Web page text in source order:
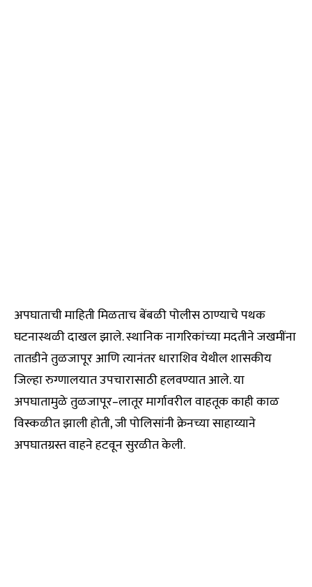
अपघाताची माहिती मिळताच बेंबळी पोलीस ठाण्याचे पथक
घटनास्थळी दाखल झाले. स्थानिक नागरिकांच्या मदतीने जखमींना
तातडीने तुळजापूर आणि त्यानंतर धाराशिव येथील शासकीय
जिल्हा रुग्णालयात उपचारासाठी हलवण्यात आले. या
अपघातामुळे तुळजापूर–लातूर मार्गावरील वाहतूक काही काळ
विस्कळीत झाली होती, जी पोलिसांनी क्रेनच्या साहाय्याने
अपघातग्रस्त वाहने हटवून सुरळीत केली.